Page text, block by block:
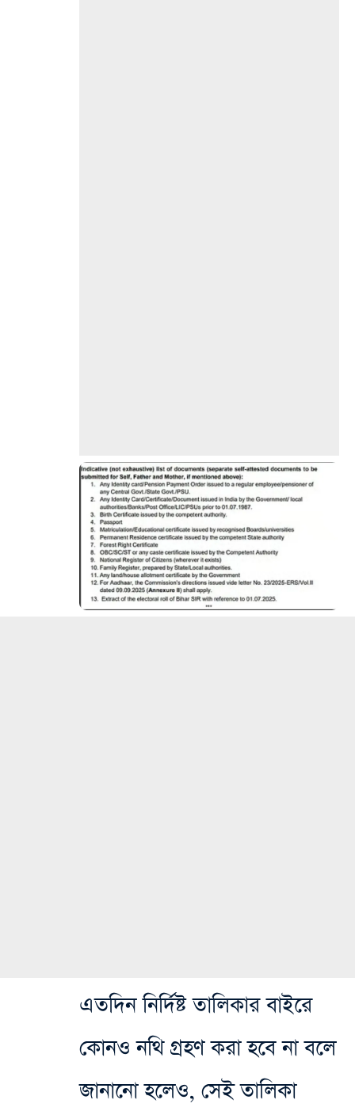
এতদিন নির্দিষ্ট তালিকার বাইরে
কোনও নথি গ্রহণ করা হবে না বলে
জানানো হলেও, সেই তালিকা